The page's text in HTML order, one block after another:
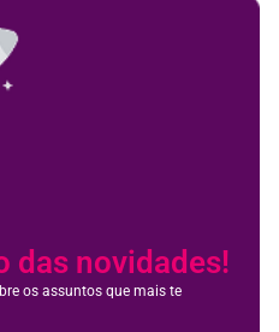
das novidades!
os assuntos que mais te